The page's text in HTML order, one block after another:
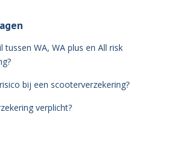
tussen WA, WA plus en All risk
bij een scooterverzekering?
verplicht?